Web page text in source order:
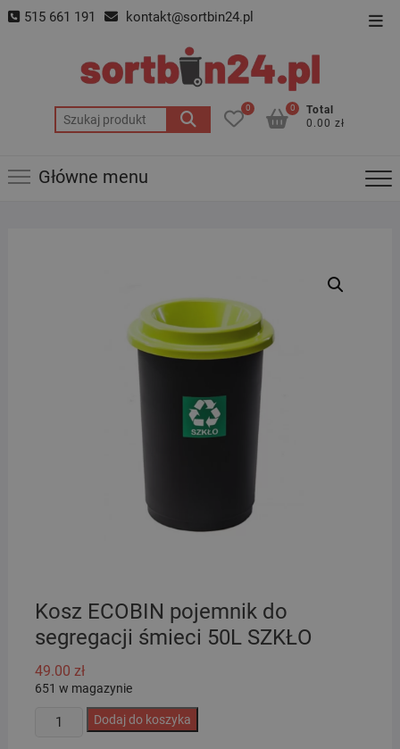
Skip 515 661 191 kontakt@sortbin24.pl
Szukaj:
0
Total
0.00 zł
0
Główne menu
Kosz ECOBIN pojemnik do
segregacji śmieci 50L SZKŁO
49.00 zł
651 w magazynie
ilość
Dodaj do koszyka